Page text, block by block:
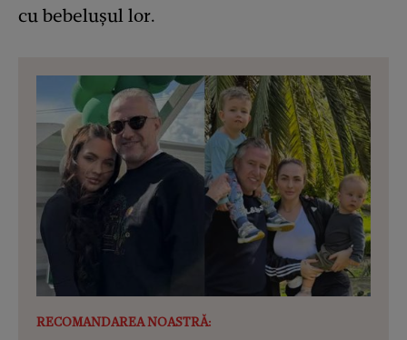
cu bebelușul lor.
RECOMANDAREA NOASTRĂ: